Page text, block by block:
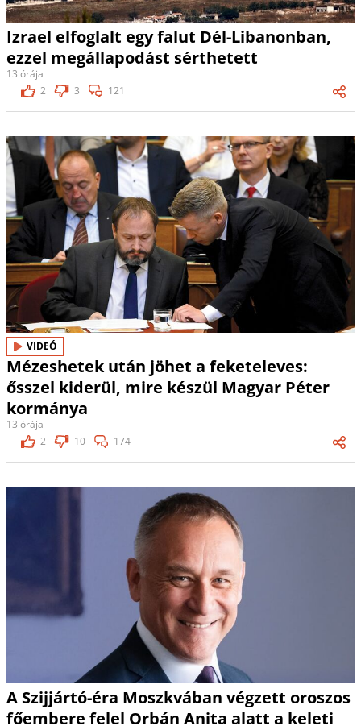
Izrael elfoglalt egy falut Dél-Libanonban,
ezzel megállapodást sérthetett
13 órája
2
3 121
VIDEÓ
Mézeshetek után jöhet a feketeleves:
ősszel kiderül, mire készül Magyar Péter
kormánya
13 órája
2
10 174
A Szijjártó-éra Moszkvában végzett oroszos
főembere felel Orbán Anita alatt a keleti